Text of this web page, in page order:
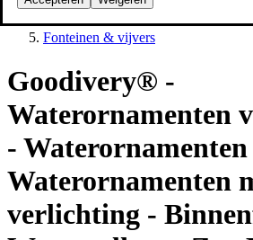
Tuin
Fonteinen & vijvers
Goodivery® -
Waterornamenten
- Waterornamenten
Waterornamenten
verlichting -